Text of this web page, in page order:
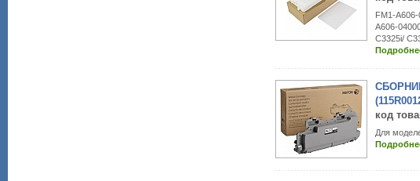
FM1-
A606-
С3325i/
код
Для